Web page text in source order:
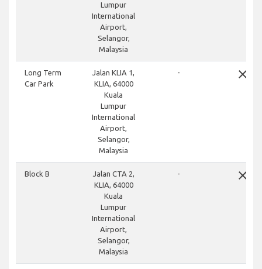
Lumpur
International
Airport,
Selangor,
Malaysia
Long Term
Car Park
Jalan KLIA 1,
KLIA, 64000
Kuala
Lumpur
International
Airport,
Selangor,
Malaysia
- close
Block B
Jalan CTA 2,
KLIA, 64000
Kuala
Lumpur
International
Airport,
Selangor,
Malaysia
- close